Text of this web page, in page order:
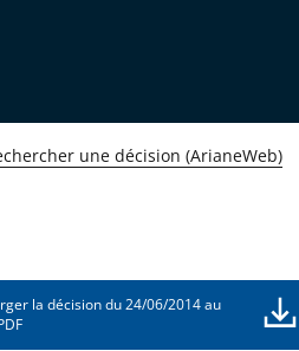
une décision (ArianeWeb)
la décision du 24/06/2014 au